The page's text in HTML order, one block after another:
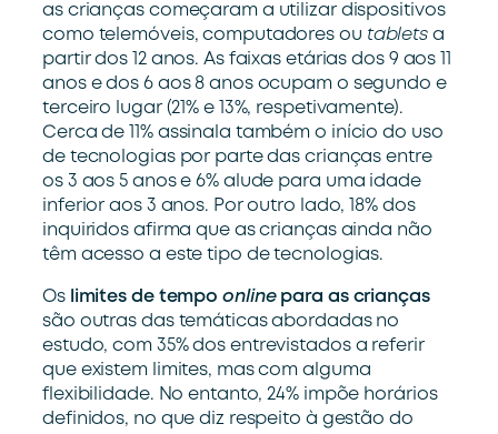
as crianças começaram a utilizar dispositivos
como telemóveis, computadores ou tablets a
partir dos 12 anos. As faixas etárias dos 9 aos 11
anos e dos 6 aos 8 anos ocupam o segundo e
terceiro lugar (21% e 13%, respetivamente).
Cerca de 11% assinala também o início do uso
de tecnologias por parte das crianças entre
os 3 aos 5 anos e 6% alude para uma idade
inferior aos 3 anos. Por outro lado, 18% dos
inquiridos afirma que as crianças ainda não
têm acesso a este tipo de tecnologias.
Os limites de tempoonlinepara as crianças
são outras das temáticas abordadas no
estudo, com 35% dos entrevistados a referir
que existem limites, mas com alguma
flexibilidade. No entanto, 24% impõe horários
definidos, no que diz respeito à gestão do